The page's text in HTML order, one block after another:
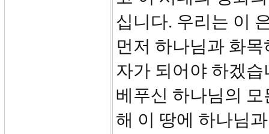
십니다. 우리는 이
먼저 하나님과 화
자가 되어야 하겠
베푸신 하나님의
해 이 땅에 하나님